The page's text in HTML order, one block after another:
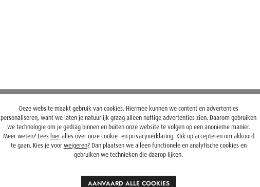
Deze website maakt gebruik van cookies. Hiermee kunnen we content en advertenties
personaliseren, want we laten je natuurlijk graag alleen nuttige advertenties zien. Daarom gebruiken
we technologie om je gedrag binnen en buiten onze website te volgen op een anonieme manier.
Meer weten? Lees hieralles over onze cookie- en privacyverklaring. Klik op accepteren om akkoord
te gaan. Kies je voor weigeren? Dan plaatsen we alleen functionele en analytische cookies en
gebruiken we technieken die daarop lijken.
AANVAARD ALLE COOKIES